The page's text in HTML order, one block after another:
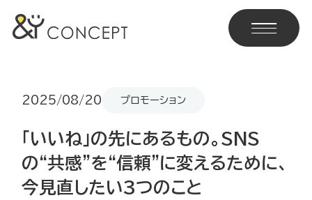
2025/08/20 プロモーション
「いいね」の先にあるもの。SNS
の“共感”を“信頼”に変えるために、
今見直したい3つのこと